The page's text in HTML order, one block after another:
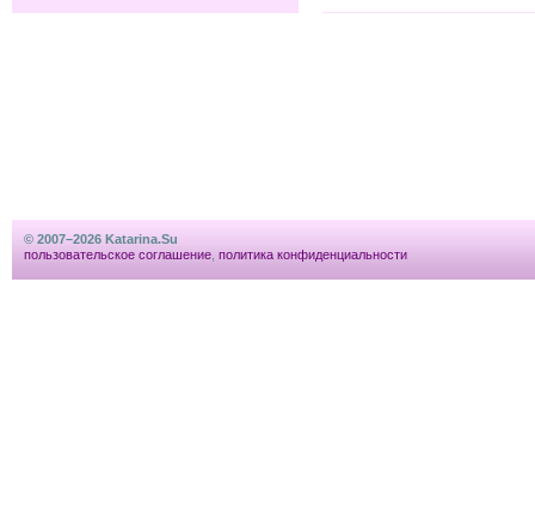
© 2007–2026 Katarina.Su
пользовательское соглашение политика конфиденциальности